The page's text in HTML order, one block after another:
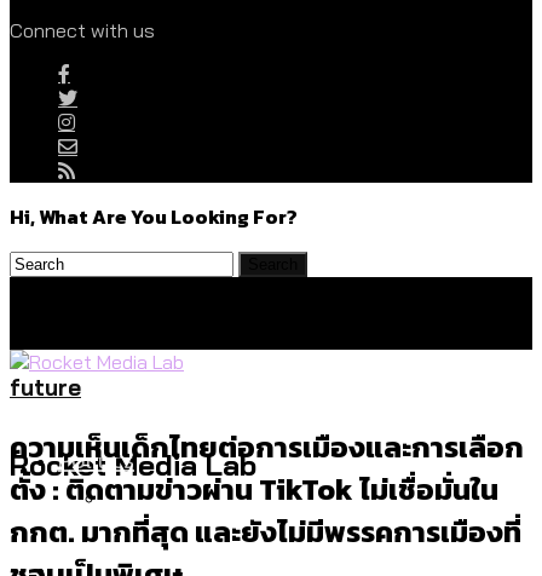
Connect with us
Hi, What Are You Looking For?
Rocket Media Lab
Politics
สำรวจร่างงบปี 70 ของ กทม. สำนักการ
Environment
future
ความเห็นเด็กไทยต่อการเมืองและการเลือก
ตั้ง : ติดตามข่าวผ่าน TikTok ไม่เชื่อมั่นใน
กกต. มากที่สุด และยังไม่มีพรรคการเมืองที่